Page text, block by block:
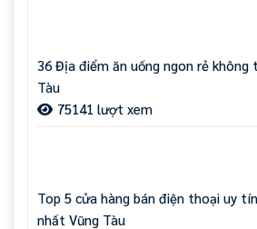
36 Địa điểm ăn uống ngon rẻ không
Tàu
75141 lượt xem
Top 5 cửa hàng bán điện thoại uy
nhất Vũng Tàu